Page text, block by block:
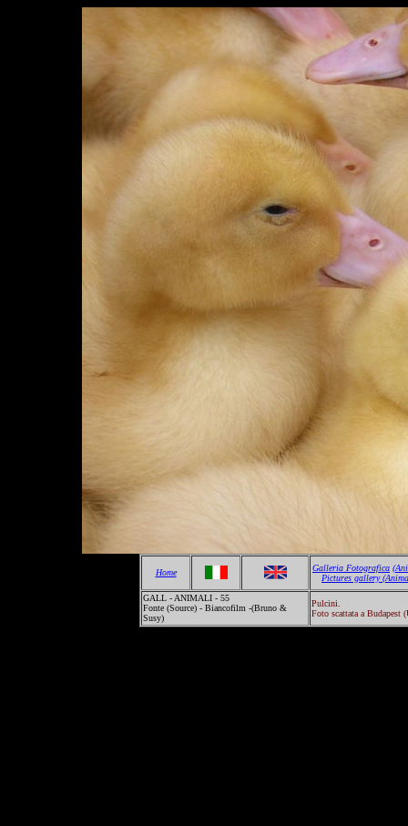
Home Galleria Fotografica
Pictures gallery
GALL - ANIMALI - 55
Fonte (Source) - Biancofilm -(Bruno &
Susy)
Pulcini.
Foto scattata a Budapest